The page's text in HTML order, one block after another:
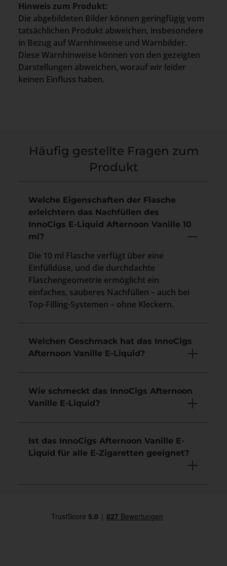
Hinweis zum Produkt:
Die abgebildeten Bilder können geringfügig vom
tatsächlichen Produkt abweichen, insbesondere
in Bezug auf Warnhinweise und Warnbilder.
Diese Warnhinweise können von den gezeigten
Darstellungen abweichen, worauf wir leider
keinen Einfluss haben.
Häufig gestellte Fragen zum
Produkt
Welche Eigenschaften der Flasche
erleichtern das Nachfüllen des
InnoCigs E-Liquid Afternoon Vanille 10
ml?
Die 10 ml Flasche verfügt über eine
Einfülldüse, und die durchdachte
Flaschengeometrie ermöglicht ein
einfaches, sauberes Nachfüllen – auch bei
Top-Filling-Systemen – ohne Kleckern.
Welchen Geschmack hat das InnoCigs
Afternoon Vanille E-Liquid?
Wie schmeckt das InnoCigs Afternoon
Vanille E-Liquid?
Ist das InnoCigs Afternoon Vanille E-
Liquid für alle E-Zigaretten geeignet?